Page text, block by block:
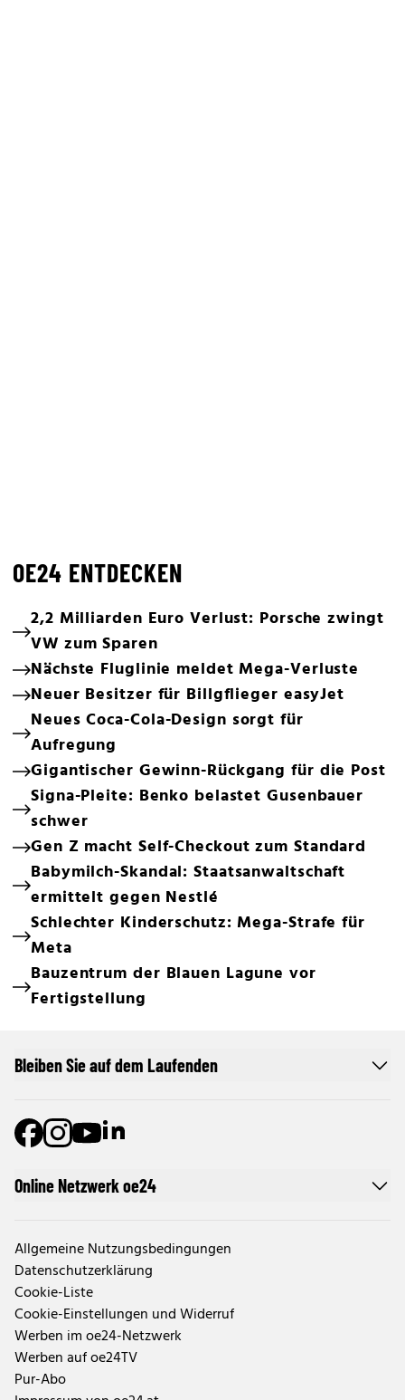
OE24 ENTDECKEN
2,2 Milliarden Euro Verlust: Porsche zwingt
VW zum Sparen
Nächste Fluglinie meldet Mega-Verluste
Neuer Besitzer für Billgflieger easyJet
Neues Coca-Cola-Design sorgt für
Aufregung
Gigantischer Gewinn-Rückgang für die Post
Signa-Pleite: Benko belastet Gusenbauer
schwer
Gen Z macht Self-Checkout zum Standard
Babymilch-Skandal: Staatsanwaltschaft
ermittelt gegen Nestlé
Schlechter Kinderschutz: Mega-Strafe für
Meta
Bauzentrum der Blauen Lagune vor
Fertigstellung
Online Netzwerk oe24
Allgemeine Nutzungsbedingungen
Datenschutzerklärung
Cookie-Liste
Cookie-Einstellungen und Widerruf
Werben im oe24-Netzwerk
Werben auf oe24TV
Pur-Abo
Bleiben Sie auf dem Laufenden